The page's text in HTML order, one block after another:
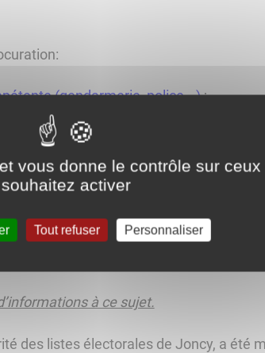
(gendarmerie, police...);
sachant qu'il faudra
votre procuration en ligne.
donner procuration à une personne qui
dernière soit inscrite sur une liste
également avoir la qualité d'électeur
mandant pour voter à sa place
à ce sujet.
des listes électorales de Joncy, a été
vous donne le contrôle sur
souhaitez activer
Tout refuser Personnaliser